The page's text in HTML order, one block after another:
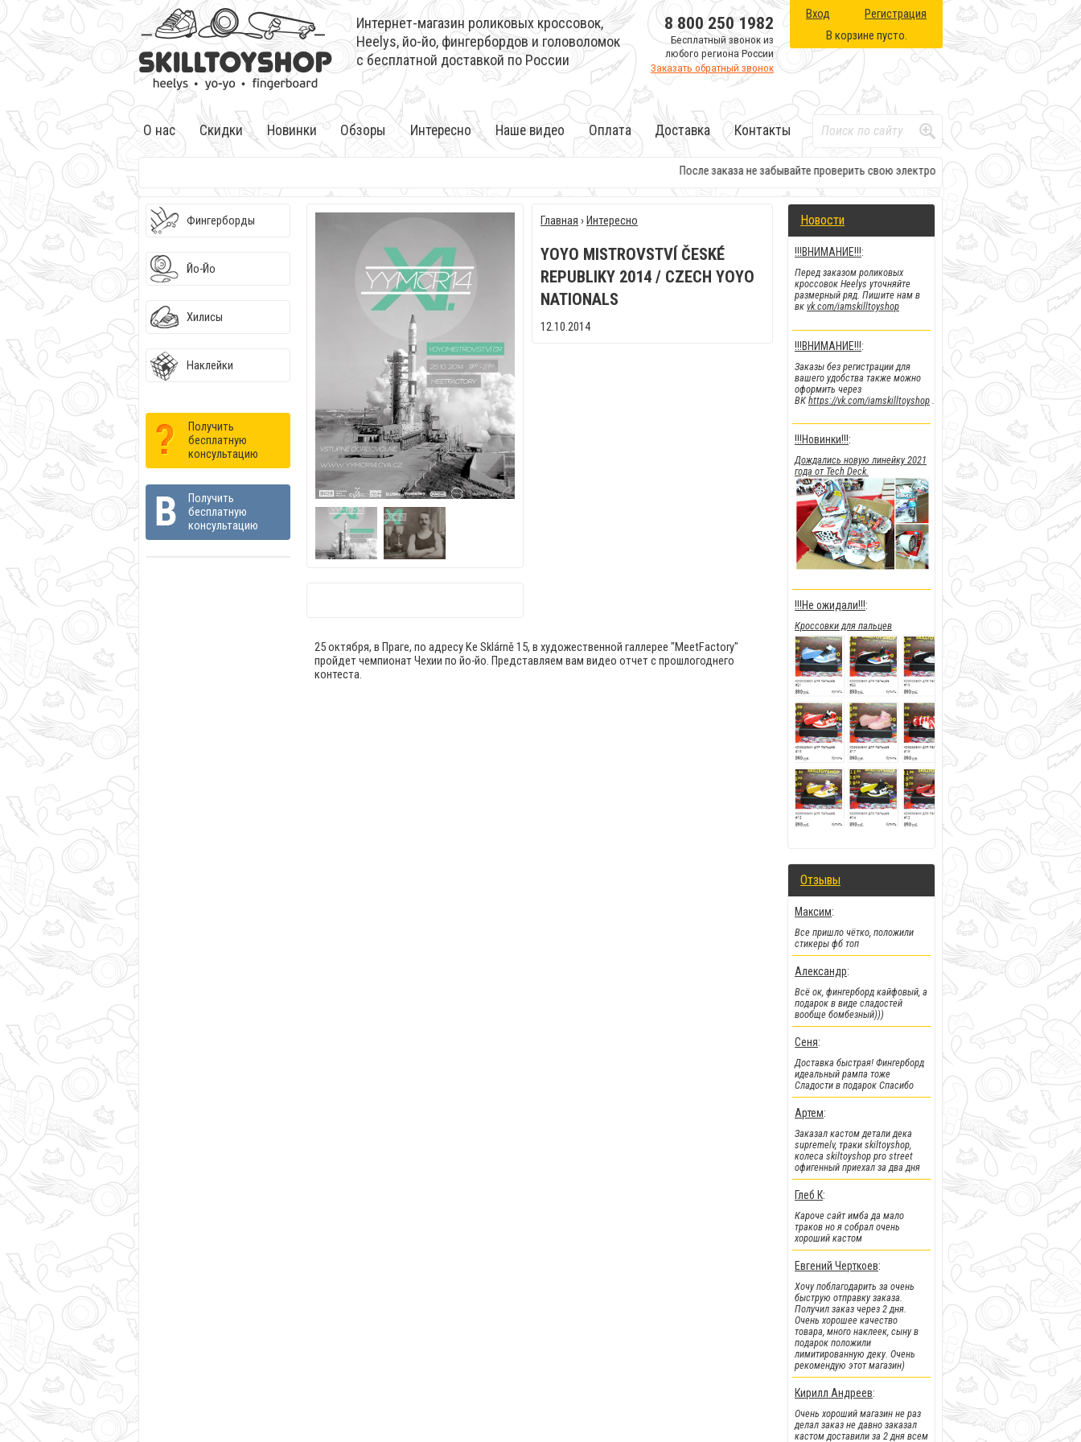
Интернет-магазин роликовых кроссовок,
Heelys, йо-йо, фингербордов и головоломок
с бесплатной доставкой по России
Вход
Регистрация
В корзине пусто.
8 800 250 1982
Бесплатный звонок из
любого региона России
Заказать обратный звонок
О нас Скидки Новинки Обзоры Интересно Наше видео Оплата Доставка Контакты
После заказа не забывайте проверить свою электронную почту. Там будет вся
Новости
!!!ВНИМАНИЕ!!!:
Перед заказом роликовых
кроссовок Heelys уточняйте
размерный ряд. Пишите нам в
вк vk.com/iamskilltoyshop
!!!ВНИМАНИЕ!!!:
Заказы без регистрации для
вашего удобства также можно
оформить через
ВКhttps://vk.com/iamskilltoyshop
!!!Новинки!!!:
Дождались новую линейку 2021
года от Tech Deck.
!!!Не ожидали!!!:
Кроссовки для пальцев
!!!Новинка!!!
бренда
!!!Скидки!!!
На парки, атакже на часть
фингербордов
!!!Новинки!!!:
Легендарные металлические
фингер BMX от Flick Trix снова у
нас.
Отзывы
Максим:
Все пришло чётко, положили
стикеры фб топ
Александр:
Всё ок, фингерборд кайфовый, а
подарок в виде сладостей
вообще бомбезный)))
Сеня:
Доставка быстрая! Фингерборд
идеальный рампа тоже
Сладости в подарок Спасибо
Артем:
Заказал кастом детали дека
supremelv, траки skiltoyshop,
колеса skiltoyshop pro street
офигенный приехал за два дня
Глеб К:
Кароче сайт имба да мало
траков но я собрал очень
хороший кастом
Евгений Черткоев:
Хочу поблагодарить за очень
быструю отправку заказа.
Получил заказ через 2 дня.
Очень хорошее качество
товара, много наклеек, сыну в
подарок положили
лимитированную деку. Очень
рекомендую этот магазин)
Кирилл Андреев:
Очень хороший магазин не раз
делал заказ не давно заказал
кастом доставили за 2 дня всем
Фингерборды
Йо-Йо
Хилисы
Наклейки
Получить
бесплатную
консультацию
Получить
бесплатную
консультацию
Главная ›Интересно
YOYO MISTROVSTVÍ ČESKÉ
REPUBLIKY 2014 / CZECH YOYO
NATIONALS
12.10.2014
25 октября, в Праге, по адресуKe Sklárně 15, в художественной галлерее "MeetFactory"
пройдет чемпионат Чехии по йо-йо. Представляем вам видео отчет с прошлогоднего
контеста.